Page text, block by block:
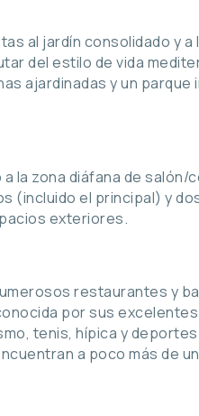
al jardín consolidado y a
del estilo de vida
ajardinadas y un parque
la zona diáfana de salón/
(incluido el principal) y
exteriores.
restaurantes y
por sus
tenis, hípica y
a poco más de